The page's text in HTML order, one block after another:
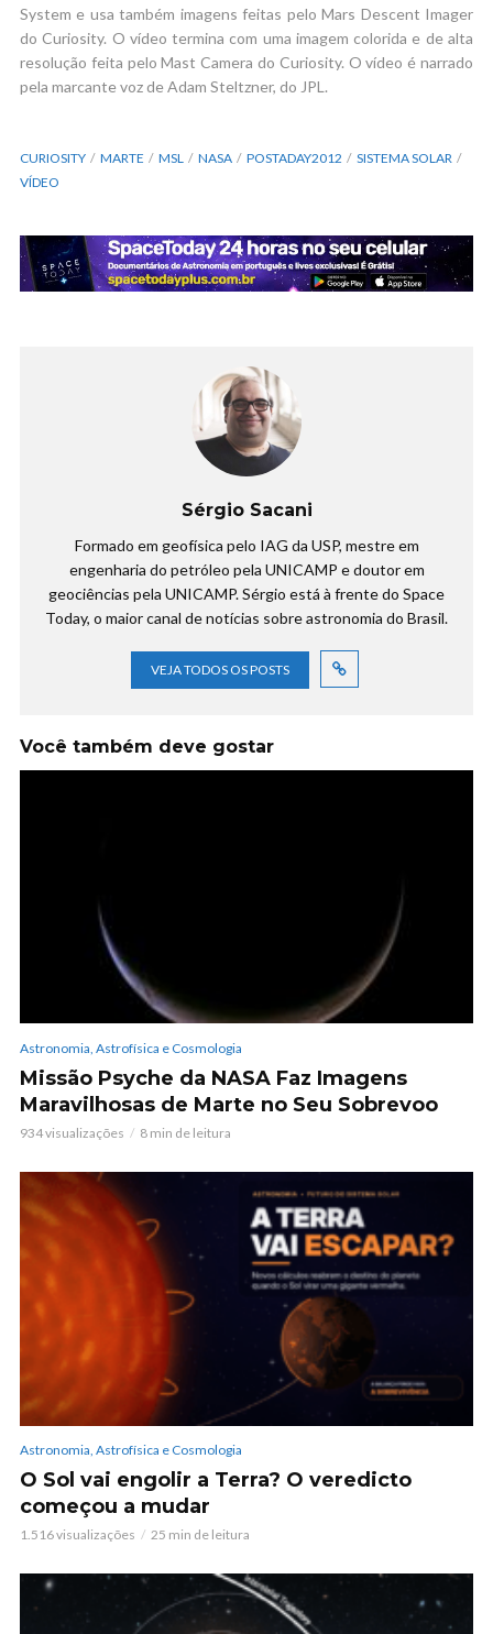
System e usa também imagens feitas pelo Mars Descent Imager
do Curiosity. O vídeo termina com uma imagem colorida e de alta
resolução feita pelo Mast Camera do Curiosity. O vídeo é narrado
pela marcante voz de Adam Steltzner, do JPL.
CURIOSITY MARTE MSL NASA POSTADAY2012
SISTEMA SOLAR
VÍDEO
Sérgio Sacani
Formado em geofísica pelo IAG da USP, mestre em
engenharia do petróleo pela UNICAMP e doutor em
geociências pela UNICAMP. Sérgio está à frente do Space
Today, o maior canal de notícias sobre astronomia do Brasil.
VEJA TODOS OS POSTS
Você também deve gostar
Astronomia, Astrofísica e Cosmologia
Missão Psyche da NASA Faz Imagens
Maravilhosas de Marte no Seu Sobrevoo
934 visualizações 8 min de leitura
Astronomia, Astrofísica e Cosmologia
O Sol vai engolir a Terra? O veredicto
começou a mudar
1.516 visualizações 25 min de leitura